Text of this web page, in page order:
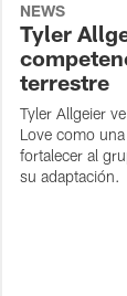
NEWS
Tyler
terrestre
Tyler Allgeier
Love como
fortalecer al
su adaptación.